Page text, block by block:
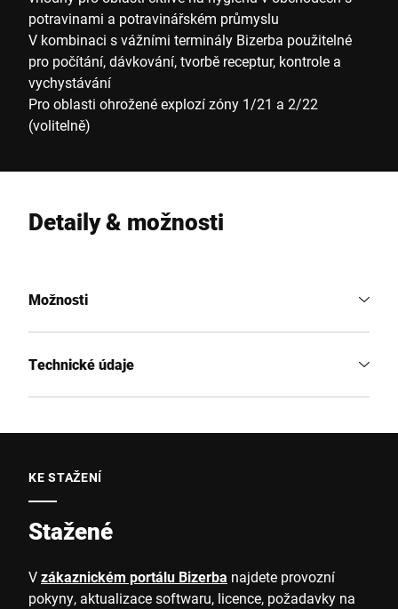
potravinami a potravinářském průmyslu
V kombinaci s vážními terminály Bizerba použitelné
pro počítání, dávkování, tvorbě receptur, kontrole a
vychystávání
Pro oblasti ohrožené explozí zóny 1/21 a 2/22
(volitelně)
Detaily & možnosti
Možnosti
Technické údaje
KE STAŽENÍ
Stažené
Vzákaznickém portálu Bizerba najdete provozní
pokyny, aktualizace softwaru, licence, požadavky na